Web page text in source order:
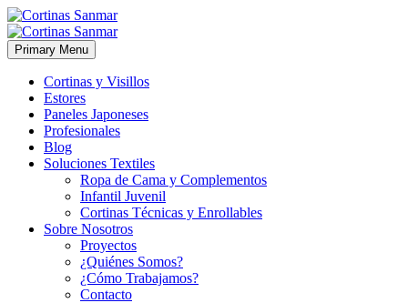
Primary Menu
Cortinas y Visillos
Estores
Paneles Japoneses
Profesionales
Blog
Soluciones Textiles
Ropa de Cama y Complementos
Infantil Juvenil
Cortinas Técnicas y Enrollables
Sobre Nosotros
Proyectos
¿Quiénes Somos?
¿Cómo Trabajamos?
Contacto